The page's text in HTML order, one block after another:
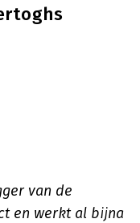
van de
en werkt al bijna